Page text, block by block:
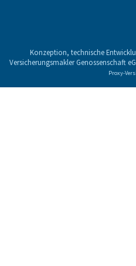
Konzeption, technische
Versicherungsmakler Genossenschaft eG
Proxy-